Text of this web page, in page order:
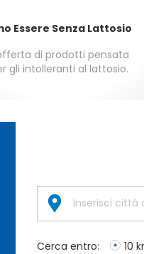
Essere Senza Lattosio
di prodotti pensata
gli intolleranti al lattosio.
Cerca entro: 10